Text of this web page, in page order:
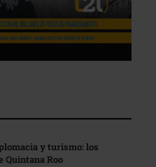
y turismo: los
Quintana Roo